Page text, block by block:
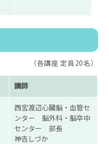
（各講座 定員20名）
講師
西宮渡辺心臓脳・血管セ
ンター 脳外科・脳卒中
センター 部長
神吉しづか